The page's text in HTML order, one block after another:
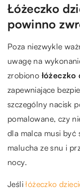
Łóżeczko
powinno
Poza niezwykle
uwagę na
zrobiono łóżeczko
zapewniające
szczególny nacisk
pomalowane, czy
dla malca musi być
malucha ze snu i
nocy.
Jeśliłóżeczko